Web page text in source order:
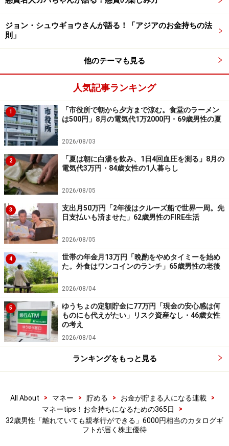
ーーーーーーーーーーーーーーーー
※本文カッコ内の回答者コメントは原文に準拠していま
す
※エピソードは投稿者の当時のものです。現在とはサー
※投稿エピソードのため、内容の正確性を保証するもの
ではございません
※特定銘柄について、投資の勧誘を目的としたものでは
ございません。資産運用、投資はリスクを伴います。投
資に関する最終判断は、御自身の責任でお願いします
※記事内容は執筆時点のものです。最新の内容をご確認くださ
い。
本記事の内容は一般的な情報提供を目的としており、特定の金融
商品や投資行動を推奨するものではありません。
投資や資産運用に関する最終的なご判断はご自身の責任において
行ってください。
掲載情報の正確性・完全性については十分に配慮しております
が、その内容を保証するものではなく、これに基づく損失・損害
などについて当社は一切の責任を負いません。
最新の情報や詳細については、必ず各金融機関やサービス提供者
の公式情報をご確認ください。
【編集部からのお知らせ】
・「家計」について、アンケート（2026/8/31まで） を実施
中です！
※抽選で20名にAmazonギフト券1000円分プレゼント
ジョン・シュウギョウさんが語る！「アジアのお金持ちの法
則」
他のテーマも見る
人気記事ランキング
1
「市役所で朝から夕方まで涼む。食堂のラーメン
は500円」8月の電気代1万2000円・69歳男性の夏
2026/08/03
2
「夏は朝に白湯を飲み、1日4回血圧を測る」8月の
電気代3万円・84歳女性の1人暮らし
2026/08/05
3
支出月50万円「2年後はクルーズ船で世界一周。先
日支払いも済ませた」62歳男性のFIRE生活
2026/08/05
4
世帯の年金月13万円「晩酌をやめタイミーを始め
た。外食はワンコインのランチ」65歳男性の老後
2026/08/04
5
ゆうちょの定額貯金に77万円「現金の安心感は何
ものにも代えがたい」リスク資産なし・46歳女性
の考え
2026/08/04
ランキングをもっと見る
All About > マネー > 貯める > お金が貯まる人になる連載
>
マネーtips！お金持ちになるための365日
>
32歳男性「離れていても親孝行ができる」6000円相当のカタログギ
フトが届く株主優待